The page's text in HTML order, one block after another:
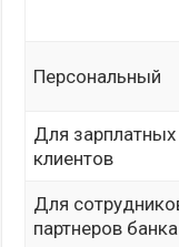
Персональный
Для зарплатных
клиентов
Для
партнеров банка